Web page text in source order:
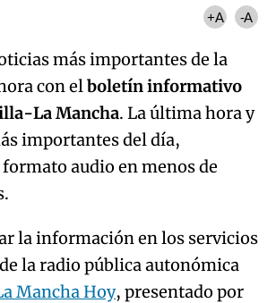
+A -A
más importantes de la
con elboletín informativo
La Mancha. La última hora y
importantes del día,
audio en menos de
la información en los servicios
la radio pública autonómica
Mancha Hoy, presentado por